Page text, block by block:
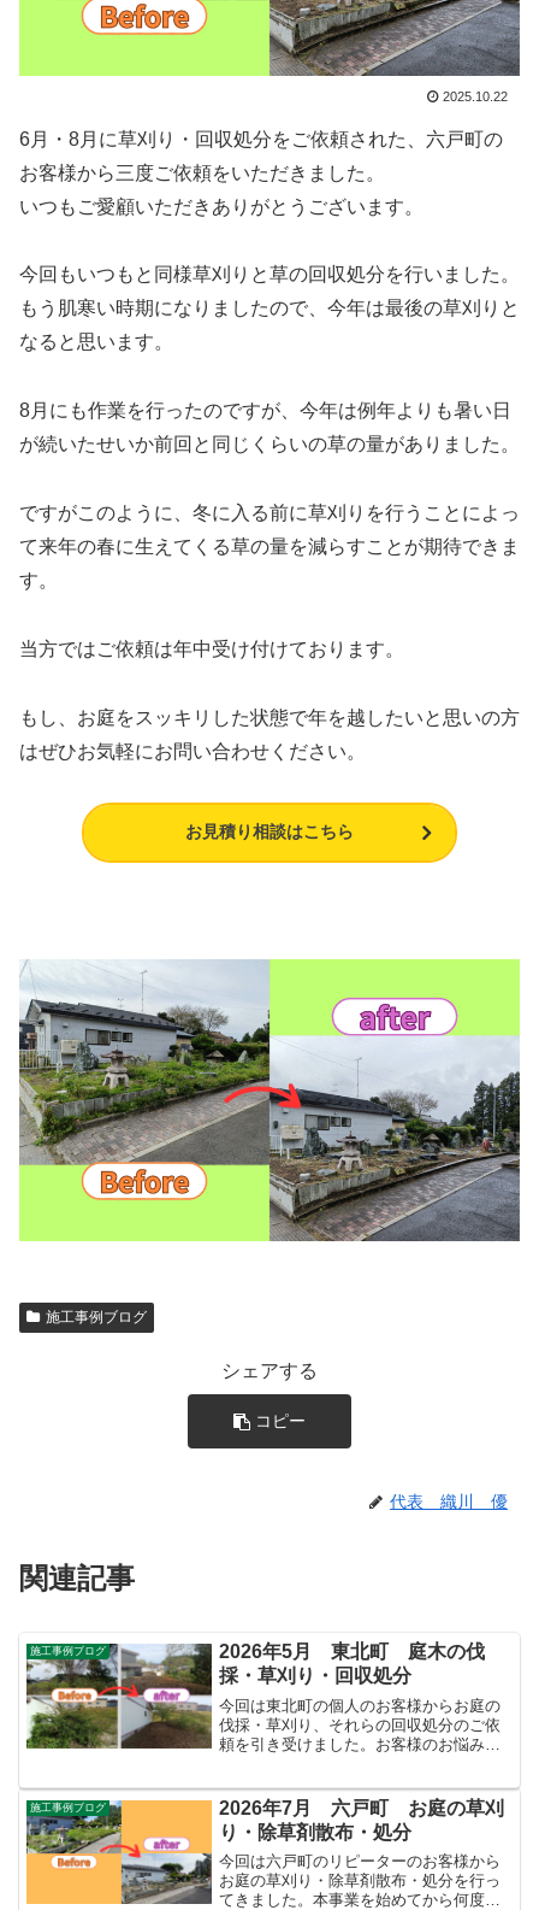
2025.10.22
6月・8月に草刈り・回収処分をご依頼された、六戸町の
お客様から三度ご依頼をいただきました。
いつもご愛顧いただきありがとうございます。
今回もいつもと同様草刈りと草の回収処分を行いました。
もう肌寒い時期になりましたので、今年は最後の草刈りと
なると思います。
8月にも作業を行ったのですが、今年は例年よりも暑い日
が続いたせいか前回と同じくらいの草の量がありました。
ですがこのように、冬に入る前に草刈りを行うことによっ
て来年の春に生えてくる草の量を減らすことが期待できま
す。
当方ではご依頼は年中受け付けております。
もし、お庭をスッキリした状態で年を越したいと思いの方
はぜひお気軽にお問い合わせください。
お見積り相談はこちら
施工事例ブログ
シェアする
コピー
代表 織川 優
関連記事
施工事例ブログ
2026年5月 東北町 庭木の伐
採・草刈り・回収処分
今回は東北町の個人のお客様からお庭の
伐採・草刈り、それらの回収処分のご依
頼を引き受けました。お客様のお悩み内
らが隣家にご迷惑をおかけしているので
はないかと心配されてい...
施工事例ブログ
2026年7月 六戸町 お庭の草刈
り・除草剤散布・処分
今回は六戸町のリピーターのお客様から
お庭の草刈り・除草剤散布・処分を行っ
てきました。本事業を始めてから何度も